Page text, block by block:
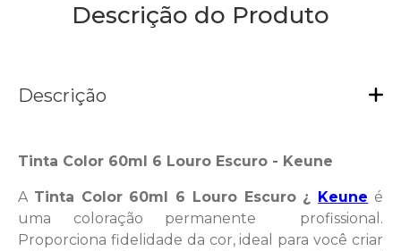
Descrição do Produto
Descrição
Tinta Color 60ml 6 Louro Escuro - Keune
A Tinta Color 60ml 6 Louro Escuro ¿ Keune é
uma coloração permanente profissional.
Proporciona fidelidade da cor, ideal para você criar